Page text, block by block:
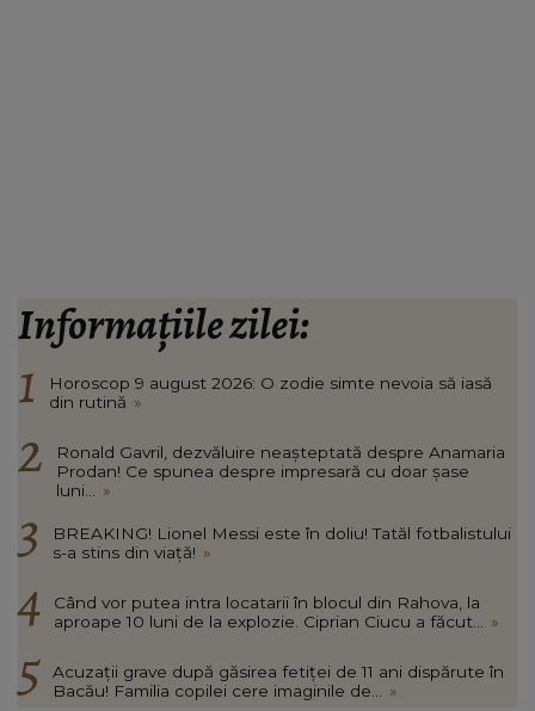
Informațiile zilei:
Horoscop 9 august 2026: O zodie simte nevoia să iasă
din rutină »
Ronald Gavril, dezvăluire neașteptată despre Anamaria
Prodan! Ce spunea despre impresară cu doar șase
luni...
»
BREAKING! Lionel Messi este în doliu! Tatăl fotbalistului
s-a stins din viață! »
Când vor putea intra locatarii în blocul din Rahova, la
aproape 10 luni de la explozie. Ciprian Ciucu a făcut...
»
Acuzații grave după găsirea fetiței de 11 ani dispărute în
Bacău! Familia copilei cere imaginile de...
»